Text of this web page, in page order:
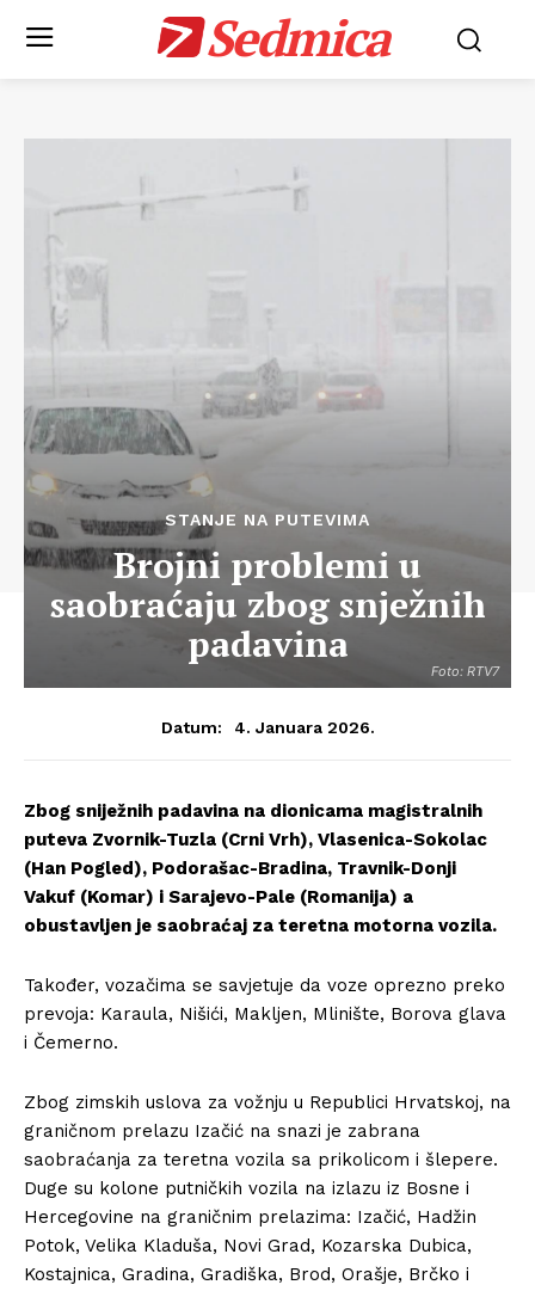
Sedmica
Foto: RTV7
STANJE NA PUTEVIMA
Brojni problemi u
saobraćaju zbog snježnih
padavina
Datum: 4. Januara 2026.
Zbog sniježnih padavina na dionicama magistralnih
puteva Zvornik-Tuzla (Crni Vrh), Vlasenica-Sokolac
(Han Pogled), Podorašac-Bradina, Travnik-Donji
Vakuf (Komar) i Sarajevo-Pale (Romanija) a
obustavljen je saobraćaj za teretna motorna vozila.
Također, vozačima se savjetuje da voze oprezno preko
prevoja: Karaula, Nišići, Makljen, Mlinište, Borova glava
i Čemerno.
Zbog zimskih uslova za vožnju u Republici Hrvatskoj, na
graničnom prelazu Izačić na snazi je zabrana
saobraćanja za teretna vozila sa prikolicom i šlepere.
Duge su kolone putničkih vozila na izlazu iz Bosne i
Hercegovine na graničnim prelazima: Izačić, Hadžin
Potok, Velika Kladuša, Novi Grad, Kozarska Dubica,
Kostajnica, Gradina, Gradiška, Brod, Orašje, Brčko i